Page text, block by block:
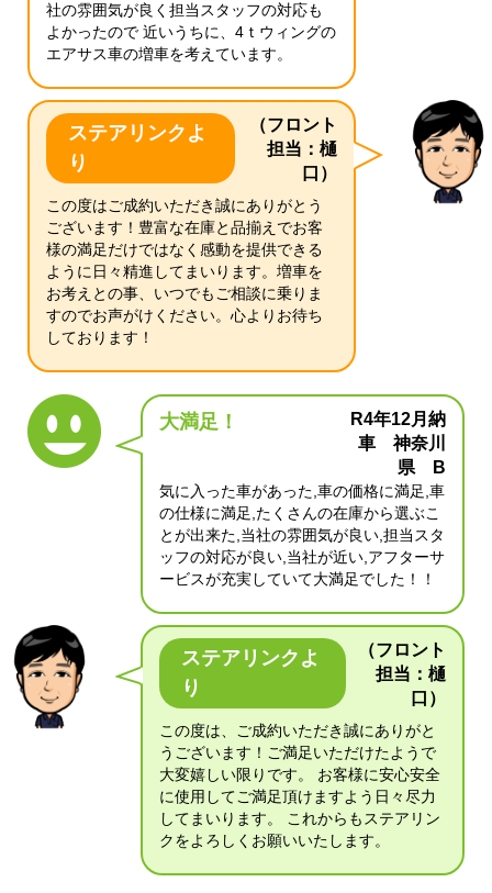
社の雰囲気が良く担当スタッフの対応も
よかったので 近いうちに、4ｔウィングの
エアサス車の増車を考えています。
ステアリンクよ
り
（フロント
担当：樋
口）
この度はご成約いただき誠にありがとう
ございます！豊富な在庫と品揃えでお客
様の満足だけではなく感動を提供できる
ように日々精進してまいります。増車を
お考えとの事、いつでもご相談に乗りま
すのでお声がけください。心よりお待ち
しております！
大満足！
R4年12月納
車 神奈川
県 B
気に入った車があった,車の価格に満足,車
の仕様に満足,たくさんの在庫から選ぶこ
とが出来た,当社の雰囲気が良い,担当スタ
ッフの対応が良い,当社が近い,アフターサ
ービスが充実していて大満足でした！！
ステアリンクよ
り
（フロント
担当：樋
口）
この度は、ご成約いただき誠にありがと
うございます！ご満足いただけたようで
大変嬉しい限りです。 お客様に安心安全
に使用してご満足頂けますよう日々尽力
してまいります。 これからもステアリン
クをよろしくお願いいたします。